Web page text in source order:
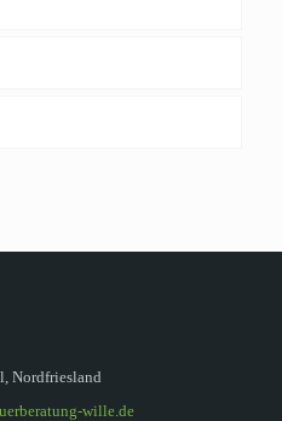
Nordfriesland
wille.de